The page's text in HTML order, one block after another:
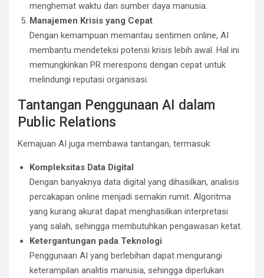
menghemat waktu dan sumber daya manusia.
Manajemen Krisis yang Cepat
Dengan kemampuan memantau sentimen online, AI
membantu mendeteksi potensi krisis lebih awal. Hal ini
memungkinkan PR merespons dengan cepat untuk
melindungi reputasi organisasi.
Tantangan Penggunaan AI dalam
Public Relations
Kemajuan AI juga membawa tantangan, termasuk:
Kompleksitas Data Digital
Dengan banyaknya data digital yang dihasilkan, analisis
percakapan online menjadi semakin rumit. Algoritma
yang kurang akurat dapat menghasilkan interpretasi
yang salah, sehingga membutuhkan pengawasan ketat.
Ketergantungan pada Teknologi
Penggunaan AI yang berlebihan dapat mengurangi
keterampilan analitis manusia, sehingga diperlukan